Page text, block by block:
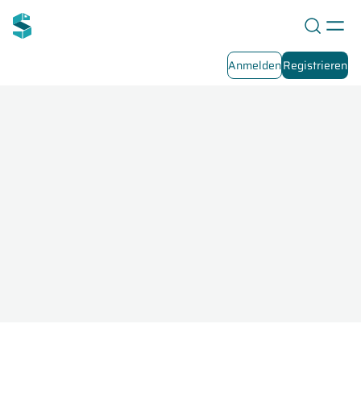
AnmeldenRegistrieren